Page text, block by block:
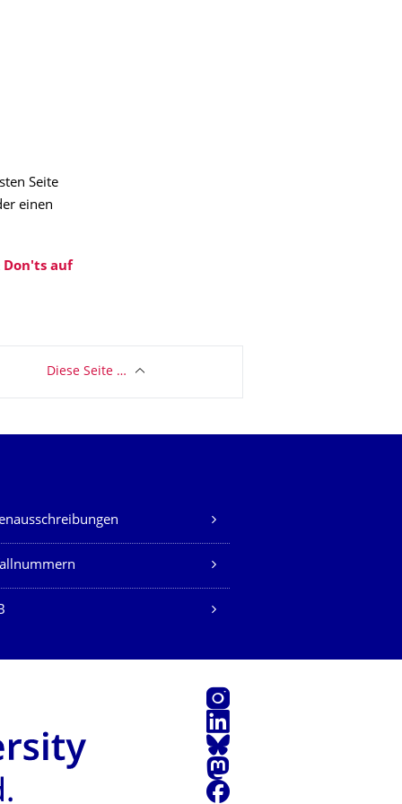
Seite
einen
Don'ts auf
Diese Seite …
Instagram
LinkedIn
Bluesky
Mastodon
Facebook